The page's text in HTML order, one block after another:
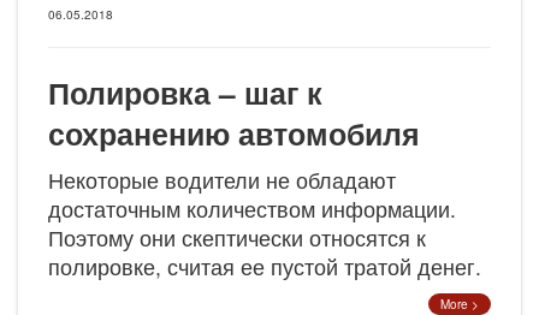
06.05.2018
Полировка – шаг к
сохранению автомобиля
Некоторые водители не обладают
достаточным количеством информации.
Поэтому они скептически относятся к
полировке, считая ее пустой тратой денег.
More >